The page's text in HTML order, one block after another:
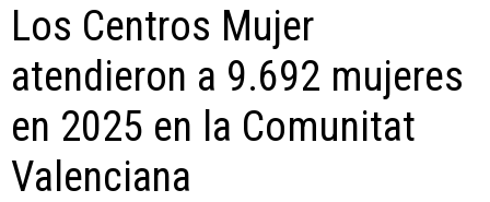
Los Centros Mujer
atendieron a 9.692 mujeres
en 2025 en la Comunitat
Valenciana